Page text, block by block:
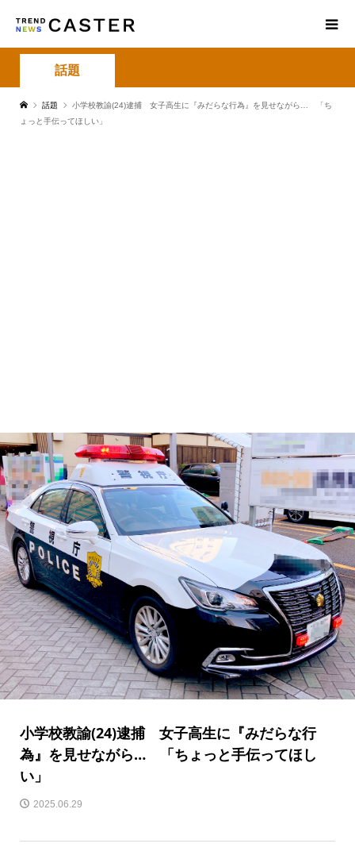
話題
話題
小学校教諭(24)逮捕 女子高生に『みだらな行為』を見せながら… 「ち
ょっと手伝ってほしい」
小学校教諭(24)逮捕 女子高生に『みだらな行
為』を見せながら… 「ちょっと手伝ってほし
い」
2025.06.29